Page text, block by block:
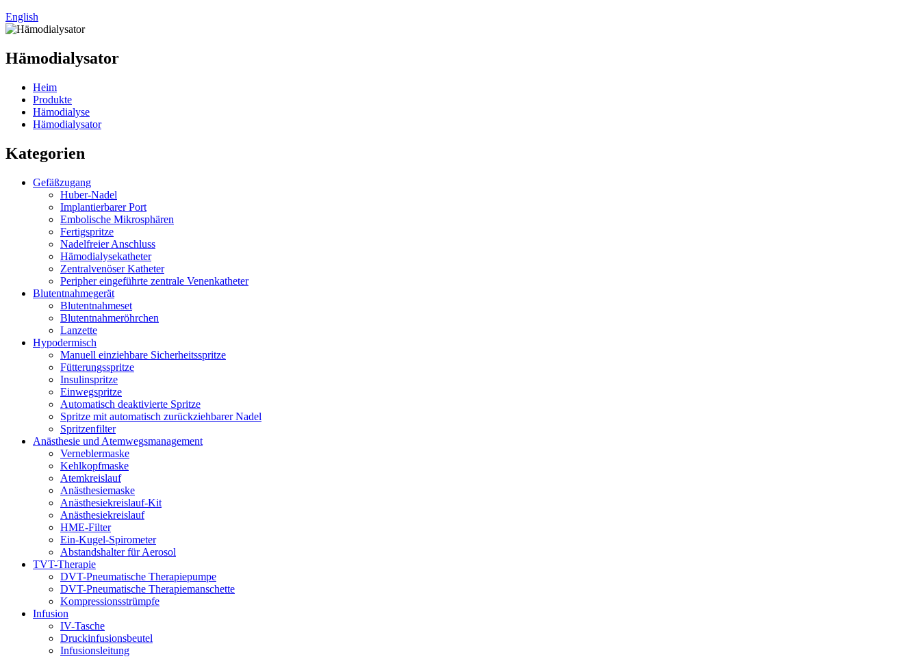
English
Hämodialysator
Heim
Produkte
Hämodialyse
Hämodialysator
Kategorien
Gefäßzugang
Huber-Nadel
Implantierbarer Port
Embolische Mikrosphären
Fertigspritze
Nadelfreier Anschluss
Hämodialysekatheter
Zentralvenöser Katheter
Peripher eingeführte zentrale Venenkatheter
Blutentnahmegerät
Blutentnahmeset
Blutentnahmeröhrchen
Lanzette
Hypodermisch
Manuell einziehbare Sicherheitsspritze
Fütterungsspritze
Insulinspritze
Einwegspritze
Automatisch deaktivierte Spritze
Spritze mit automatisch zurückziehbarer Nadel
Spritzenfilter
Anästhesie und Atemwegsmanagement
Verneblermaske
Kehlkopfmaske
Atemkreislauf
Anästhesiemaske
Anästhesiekreislauf-Kit
Anästhesiekreislauf
HME-Filter
Ein-Kugel-Spirometer
Abstandshalter für Aerosol
TVT-Therapie
DVT-Pneumatische Therapiepumpe
DVT-Pneumatische Therapiemanschette
Kompressionsstrümpfe
Infusion
IV-Tasche
Druckinfusionsbeutel
Infusionsleitung